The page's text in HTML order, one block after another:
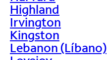
Highland
Irvington
Kingston
Lebanon (Líbano)